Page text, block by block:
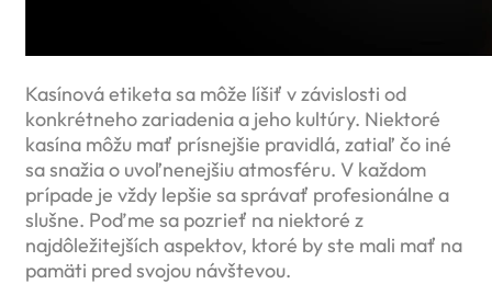
Kasínová etiketa sa môže líšiť v závislosti od
konkrétneho zariadenia a jeho kultúry. Niektoré
kasína môžu mať prísnejšie pravidlá, zatiaľ čo iné
sa snažia o uvoľnenejšiu atmosféru. V každom
prípade je vždy lepšie sa správať profesionálne a
slušne. Poďme sa pozrieť na niektoré z
najdôležitejších aspektov, ktoré by ste mali mať na
pamäti pred svojou návštevou.